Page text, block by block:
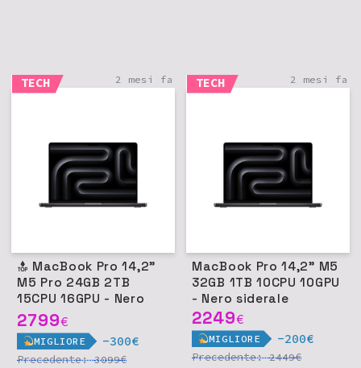
TECH 2 mesi fa
M5 Pro 24GB 2TB
15CPU 16GPU - Nero
siderale
2799€
MIGLIORE -300€
Precedente:3099€
TECH 2 mesi fa
MacBook Pro 14,2" M5
32GB 1TB 10CPU 10GPU
- Nero siderale
2249€
MIGLIORE -200€
Precedente:2449€